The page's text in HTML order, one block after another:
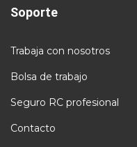
Soporte
Trabaja con nosotros
Bolsa de trabajo
Seguro RC profesional
Contacto